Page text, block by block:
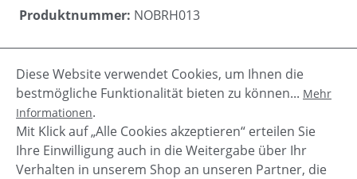
Produktnummer: NOBRH013
Beschreibung
Der Herren Schuh "Bristol" von Nobrand besticht
mit seiner lässigen Used-Optik. Der Mix aus Wild-
und Glattleder macht ihn z…Mehr
Diese Website verwendet Cookies, um Ihnen die
bestmögliche Funktionalität bieten zu können... Mehr
Informationen.
Mit Klick auf „Alle Cookies akzeptieren“ erteilen Sie
Ihre Einwilligung auch in die Weitergabe über Ihr
Verhalten in unserem Shop an unseren Partner, die